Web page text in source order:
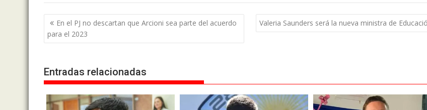
Navegación
de
entradas
En el PJ no descartan que Arcioni sea parte del acuerdo
para el 2023
Valeria Saunders será la nueva ministra de
Entradas relacionadas